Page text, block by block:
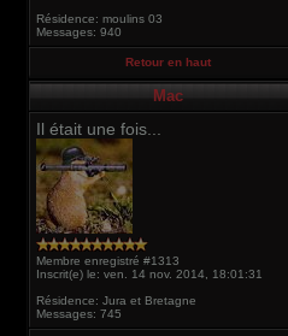
Résidence: moulins 03
Messages: 940
Retour en haut
Mac
Il était une fois...
Membre enregistré #1313
Inscrit(e) le: ven. 14 nov. 2014, 18:01:31
Résidence: Jura et Bretagne
Messages: 745